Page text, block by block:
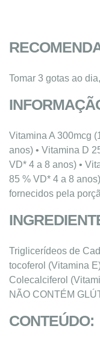
Tomar 3 gotas ao
Vitamina A 300mcg
anos) • Vitamina D
VD* 4 a 8 anos) •
85 % VD* 4 a 8
fornecidos pela
Triglicerídeos de
tocoferol (Vitamina
Colecalciferol
NÃO CONTÉM
CONTEÚDO: